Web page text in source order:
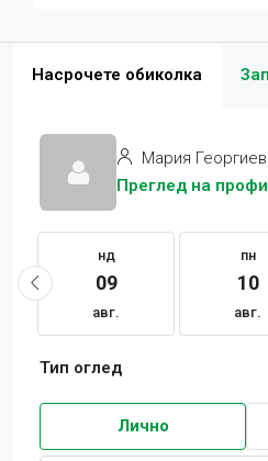
Насрочете обиколка
Мария
Преглед на
нд
09
авг.
пн
10
авг.
Тип оглед
Лично